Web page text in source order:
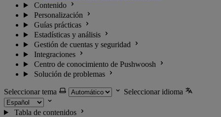
Contenido
Personalización
Guías prácticas
Estadísticas y análisis
Gestión de cuentas y seguridad
Integraciones
Centro de conocimiento de Pushwoosh
Solución de problemas
Seleccionar tema Seleccionar idioma
Tabla de contenidos